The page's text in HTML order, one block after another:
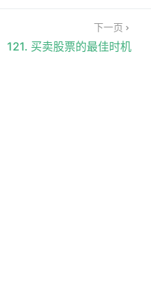
下一页
121. 买卖股票的最佳时机